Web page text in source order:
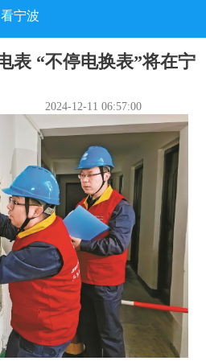
看宁波
表 “不停电换表”将在宁
2024-12-11 06:57:00